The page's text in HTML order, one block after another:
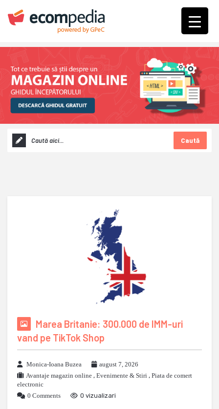
Caută
Marea Britanie: 300.000 de IMM-uri
vand pe TikTok Shop
Monica-Ioana Buzea
august 7, 2026
Avantaje magazin online , Evenimente & Stiri , Piata de comert
electronic
0 Comments
0 vizualizari